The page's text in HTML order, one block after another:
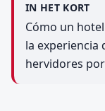
IN HET KORT
Cómo un
la experiencia
hervidores